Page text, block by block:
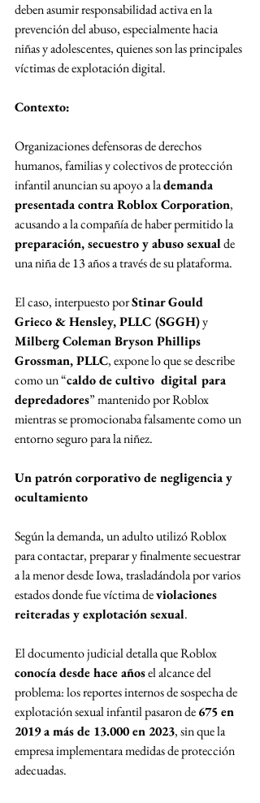
deben asumir responsabilidad activa en la
prevención del abuso, especialmente hacia
niñas y adolescentes, quienes son las principales
víctimas de explotación digital.
Contexto:
Organizaciones defensoras de derechos
humanos, familias y colectivos de protección
infantil anuncian su apoyo a la demanda
presentada contra Roblox Corporation,
acusando a la compañía de haber permitido la
preparación, secuestro y abuso sexual de
una niña de 13 años a través de su plataforma.
El caso, interpuesto por Stinar Gould
Grieco & Hensley, PLLC (SGGH) y
Milberg Coleman Bryson Phillips
Grossman, PLLC, expone lo que se describe
como un “caldo de cultivo  digital para
depredadores” mantenido por Roblox
mientras se promocionaba falsamente como un
entorno seguro para la niñez.
Un patrón corporativo de negligencia y
ocultamiento
Según la demanda, un adulto utilizó Roblox
para contactar, preparar y finalmente secuestrar
a la menor desde Iowa, trasladándola por varios
estados donde fue víctima de violaciones
reiteradas y explotación sexual.
El documento judicial detalla que Roblox
conocía desde hace años el alcance del
problema: los reportes internos de sospecha de
explotación sexual infantil pasaron de 675 en
2019 a más de 13.000 en 2023, sin que la
empresa implementara medidas de protección
adecuadas.